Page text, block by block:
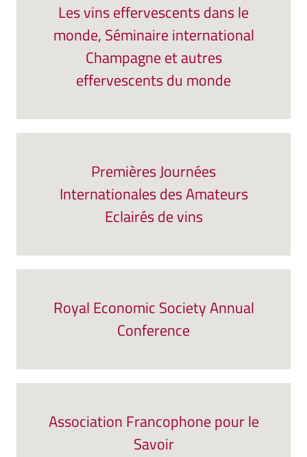
Les vins effervescents dans le
monde, Séminaire international
Champagne et autres
effervescents du monde
Premières Journées
Internationales des Amateurs
Eclairés de vins
Royal Economic Society Annual
Conference
Association Francophone pour le
Savoir